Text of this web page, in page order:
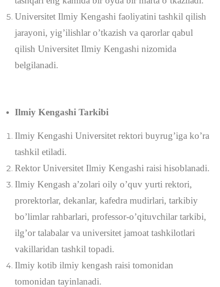
Universitet Ilmiy Kengashi faoliyatini tashkil qilish
jarayoni, yig’ilishlar o’tkazish va qarorlar qabul
qilish Universitet Ilmiy Kengashi nizomida
belgilanadi.
Ilmiy Kengashi Tarkibi
Ilmiy Kengashi Universitet rektori buyrug’iga ko’ra
tashkil etiladi.
Rektor Universitet Ilmiy Kengashi raisi hisoblanadi.
Ilmiy Kengash a’zolari oily o’quv yurti rektori,
prorektorlar, dekanlar, kafedra mudirlari, tarkibiy
bo’limlar rahbarlari, professor-o’qituvchilar tarkibi,
ilg’or talabalar va universitet jamoat tashkilotlari
vakillaridan tashkil topadi.
Ilmiy kotib ilmiy kengash raisi tomonidan
tomonidan tayinlanadi.